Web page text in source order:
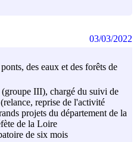
des eaux et des forêts de
III), chargé du suivi de
reprise de l'activité
projets du département de la
de la Loire
de six mois
03/03/2022